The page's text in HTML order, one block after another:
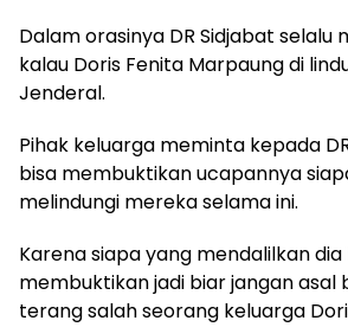
Dalam orasinya DR Sidjabat selalu
kalau Doris Fenita Marpaung di
Jenderal.
Pihak keluarga meminta kepada
bisa membuktikan ucapannya
melindungi mereka selama ini.
Karena siapa yang mendalilkan dia
membuktikan jadi biar jangan asal
terang salah seorang keluarga